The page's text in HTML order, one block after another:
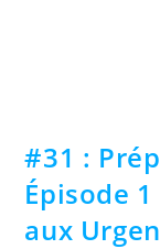
#31 :
Épisode
aux